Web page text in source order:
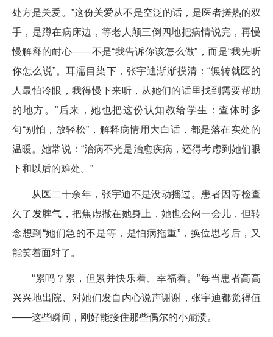
处方是关爱。”这份关爱从不是空泛的话，是医者搓热的双
手，是蹲在病床边，等老人颠三倒四地把病情说完，再慢
慢解释的耐心——不是“我告诉你该怎么做”，而是“我先听
你怎么说”。耳濡目染下，张宇迪渐渐摸清：“辗转就医的
人最怕冷眼，我得慢下来听，从她们的话里找到需要帮助
的地方。”后来，她也把这份认知教给学生：查体时多
句“别怕，放轻松”，解释病情用大白话，都是落在实处的
温暖。她常说：“治病不光是治愈疾病，还得考虑到她们眼
下和以后的难处。”
从医二十余年，张宇迪不是没动摇过。患者因等检查
久了发脾气，把焦虑撒在她身上，她也会闷一会儿，但转
念想到“她们急的不是等，是怕病拖重”，换位思考后，又
能笑着面对了。
“累吗？累，但累并快乐着、幸福着。”每当患者高高
兴兴地出院、对她们发自内心说声谢谢，张宇迪都觉得值
——这些瞬间，刚好能接住那些偶尔的小崩溃。